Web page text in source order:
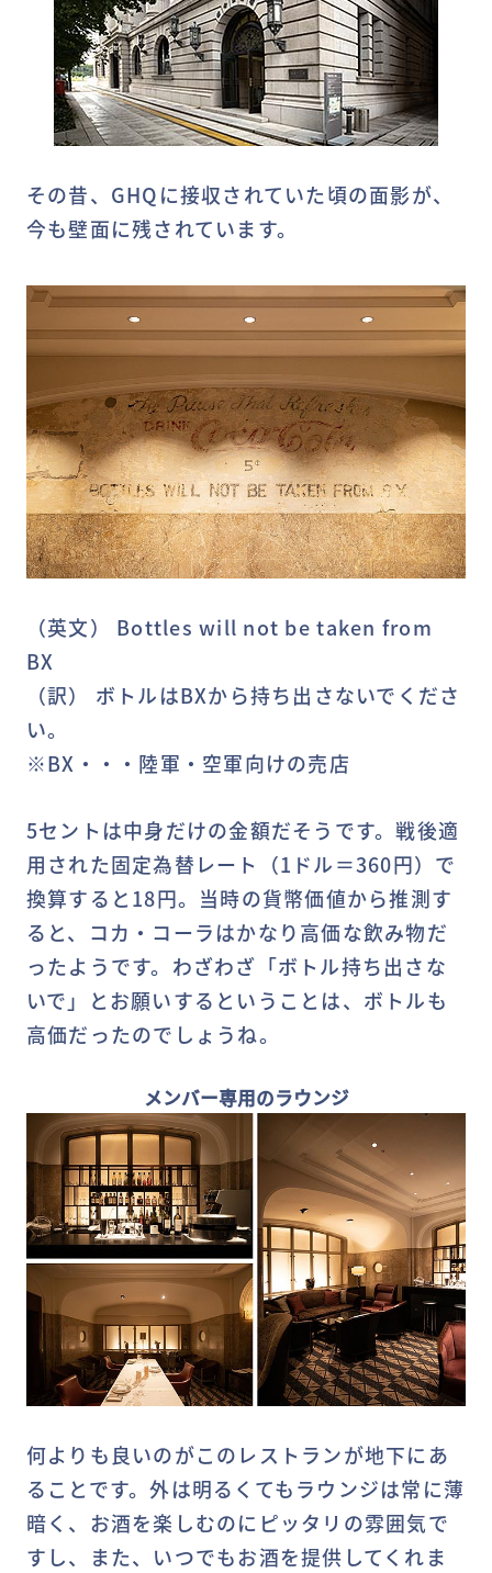
その昔、GHQに接収されていた頃の面影が、
今も壁面に残されています。
（英文） Bottles will not be taken from
BX
（訳） ボトルはBXから持ち出さないでくださ
い。
※BX・・・陸軍・空軍向けの売店
5セントは中身だけの金額だそうです。戦後適
用された固定為替レート（1ドル＝360円）で
換算すると18円。当時の貨幣価値から推測す
ると、コカ・コーラはかなり高価な飲み物だ
ったようです。わざわざ「ボトル持ち出さな
いで」とお願いするということは、ボトルも
高価だったのでしょうね。
メンバー専用のラウンジ
何よりも良いのがこのレストランが地下にあ
ることです。外は明るくてもラウンジは常に薄
暗く、お酒を楽しむのにピッタリの雰囲気で
すし、また、いつでもお酒を提供してくれま